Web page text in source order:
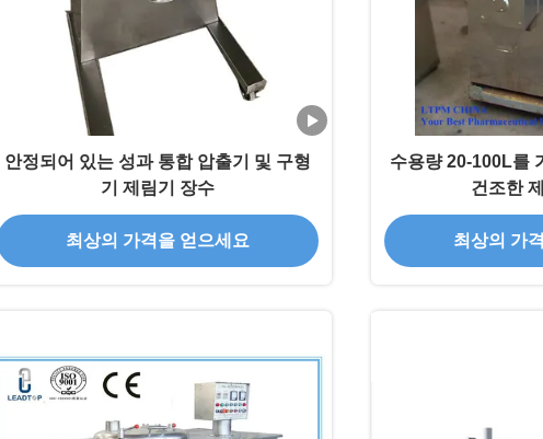
안정되어 있는 성과 통합 압출기 및 구형
기 제림기 장수
최상의 가격을 얻으세요
수용량 20-100L를
건조한
최상의 가